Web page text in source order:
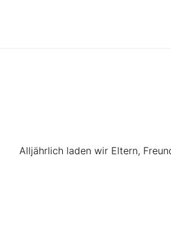
Alljährlich laden wir Eltern,